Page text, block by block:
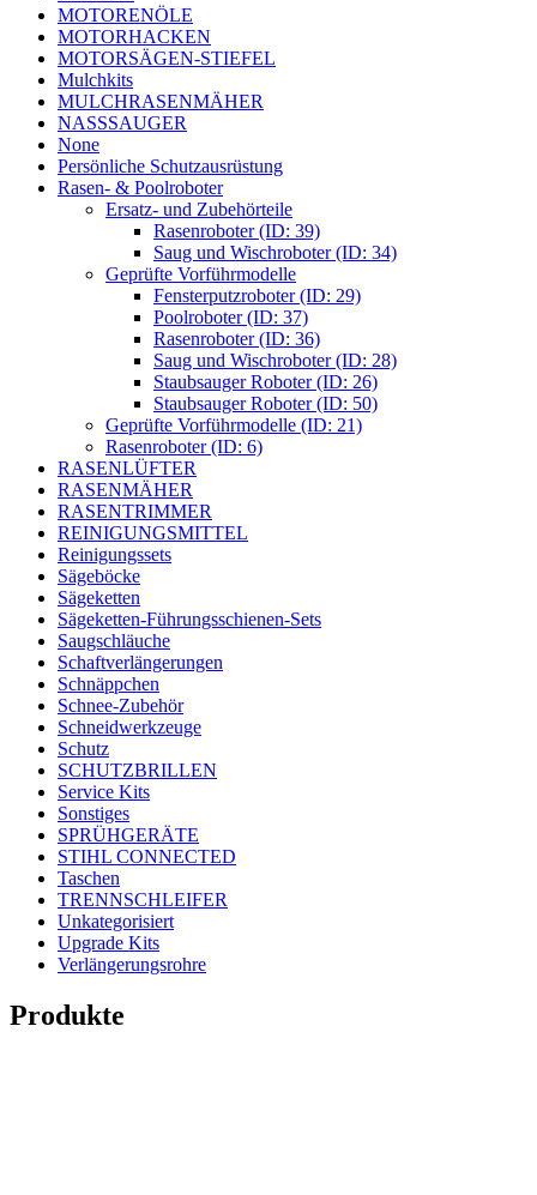
MOTORENÖLE
MOTORHACKEN
MOTORSÄGEN-STIEFEL
Mulchkits
MULCHRASENMÄHER
NASSSAUGER
None
Persönliche Schutzausrüstung
Rasen- & Poolroboter
Ersatz- und Zubehörteile
Rasenroboter (ID: 39)
Saug und Wischroboter (ID: 34)
Geprüfte Vorführmodelle
Fensterputzroboter (ID: 29)
Poolroboter (ID: 37)
Rasenroboter (ID: 36)
Saug und Wischroboter (ID: 28)
Staubsauger Roboter (ID: 26)
Staubsauger Roboter (ID: 50)
Geprüfte Vorführmodelle (ID: 21)
Rasenroboter (ID: 6)
RASENLÜFTER
RASENMÄHER
RASENTRIMMER
REINIGUNGSMITTEL
Reinigungssets
Sägeböcke
Sägeketten
Sägeketten-Führungsschienen-Sets
Saugschläuche
Schaftverlängerungen
Schnäppchen
Schnee-Zubehör
Schneidwerkzeuge
Schutz
SCHUTZBRILLEN
Service Kits
Sonstiges
SPRÜHGERÄTE
STIHL CONNECTED
Taschen
TRENNSCHLEIFER
Unkategorisiert
Upgrade Kits
Verlängerungsrohre
Produkte